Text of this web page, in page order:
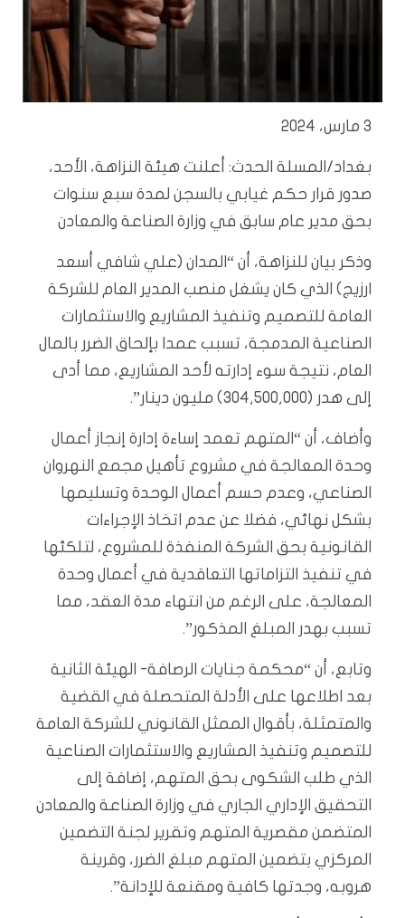
3 مارس، 2024
بغداد/المسلة الحدث: أعلنت هيئة النزاهة، الأحد،
صدور قرار حكم غيابي بالسجن لمدة سبع سنوات
بحق مدير عام سابق في وزارة الصناعة والمعادن
وذكر بيان للنزاهة، أن “المدان (علي شافي أسعد
ارزيج) الذي كان يشغل منصب المدير العام للشركة
العامة للتصميم وتنفيذ المشاريع والاستثمارات
الصناعية المدمجة، تسبب عمدا بإلحاق الضرر بالمال
العام، نتيجة سوء إدارته لأحد المشاريع، مما أدى
إلى هدر (304,500,000) مليون دينار”.
وأضاف، أن “المتهم تعمد إساءة إدارة إنجاز أعمال
وحدة المعالجة في مشروع تأهيل مجمع النهروان
الصناعي، وعدم حسم أعمال الوحدة وتسليمها
بشكل نهائي، فضلا عن عدم اتخاذ الإجراءات
القانونية بحق الشركة المنفذة للمشروع، لتلكئها
في تنفيذ التزاماتها التعاقدية في أعمال وحدة
المعالجة، على الرغم من انتهاء مدة العقد، مما
تسبب بهدر المبلغ المذكور”.
وتابع، أن “محكمة جنايات الرصافة- الهيئة الثانية
بعد اطلاعها على الأدلة المتحصلة في القضية
والمتمثلة، بأقوال الممثل القانوني للشركة العامة
للتصميم وتنفيذ المشاريع والاستثمارات الصناعية
الذي طلب الشكوى بحق المتهم، إضافة إلى
التحقيق الإداري الجاري في وزارة الصناعة والمعادن
المتضمن مقصرية المتهم وتقرير لجنة التضمين
المركزي بتضمين المتهم مبلغ الضرر، وقرينة
هروبه، وجدتها كافية ومقنعة للإدانة”.